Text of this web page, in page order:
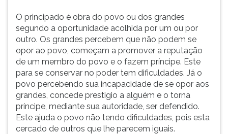
O principado é obra do povo ou dos grandes
segundo a oportunidade acolhida por um ou por
outro. Os grandes percebem que não podem se
opor ao povo, começam a promover a reputação
de um membro do povo e o fazem príncipe. Este
para se conservar no poder tem dificuldades. Já o
povo percebendo sua incapacidade de se opor aos
grandes, concede prestigio a alguém e o torna
príncipe, mediante sua autoridade, ser defendido.
Este ajuda o povo não tendo dificuldades, pois esta
cercado de outros que lhe parecem iguais.